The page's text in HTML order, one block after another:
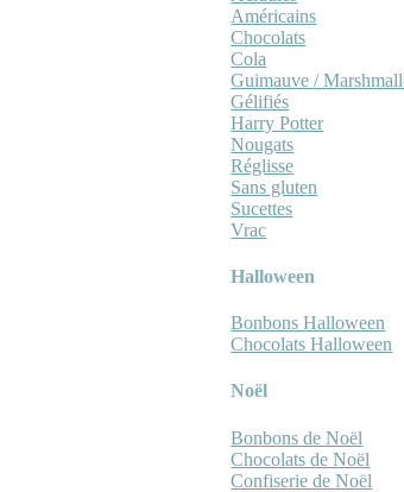
Américains
Chocolats
Cola
Guimauve /
Gélifiés
Harry Potter
Nougats
Réglisse
Sans gluten
Sucettes
Vrac
Halloween
Bonbons Halloween
Chocolats Halloween
Noël
Bonbons de Noël
Chocolats de Noël
Confiserie de Noël